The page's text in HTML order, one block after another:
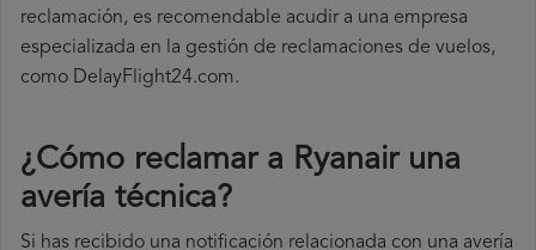
reclamación, es recomendable acudir a una empresa
especializada en la gestión de reclamaciones de vuelos,
como DelayFlight24.com.
¿Cómo reclamar a Ryanair una
avería técnica?
Si has recibido una notificación relacionada con una avería